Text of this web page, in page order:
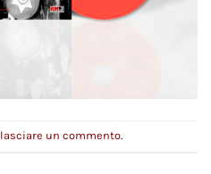
lasciare un commento.